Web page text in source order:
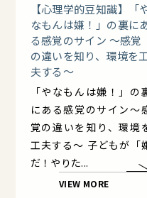
【心理学的豆知識】「
なもんは嫌！」の裏に
る感覚のサイン ～感覚
の違いを知り、環境を
夫する～
「やなもんは嫌！」の
にある感覚のサイン～
覚の違いを知り、環境
工夫する～ 子どもが「
だ！やりた...
VIEW MORE